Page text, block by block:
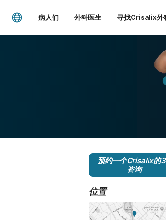
病人们 外科医生 寻找Crisalix外
预约一个Crisalix的
咨询
位置